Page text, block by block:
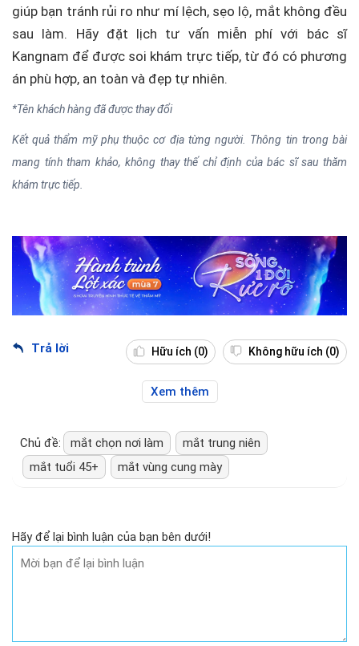
giúp bạn tránh rủi ro như mí lệch, sẹo lộ, mắt không đều
sau làm. Hãy đặt lịch tư vấn miễn phí với bác sĩ
Kangnam để được soi khám trực tiếp, từ đó có phương
án phù hợp, an toàn và đẹp tự nhiên.
*Tên khách hàng đã được thay đổi
Kết quả thẩm mỹ phụ thuộc cơ địa từng người. Thông tin trong bài
mang tính tham khảo, không thay thế chỉ định của bác sĩ sau thăm
khám trực tiếp.
Trả lời Hữu ích (0) Không hữu ích (0)
Xem thêm
Chủ đề: mắt chọn nơi làm
mắt trung niên
mắt tuổi 45+
mắt vùng cung mày
Hãy để lại bình luận của bạn bên dưới!